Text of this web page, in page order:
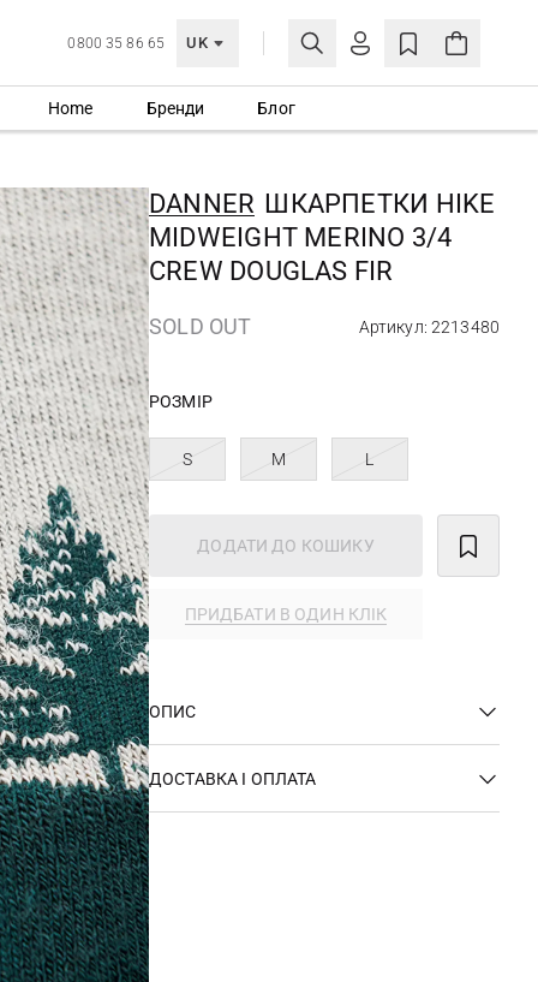
0800 35 86 65 UK
МОЯ ОБЛІКІВКА
Ще не зареєстровані?
СТВОРИТИ ОБЛІКІВКУ
Home Бренди Блог
DANNER ШКАРПЕТКИ HIKE
MIDWEIGHT MERINO 3/4
CREW DOUGLAS FIR
SOLD OUT Артикул: 2213480
РОЗМІР
S M L
ДОДАТИ ДО КОШИКУ
ПРИДБАТИ В ОДИН КЛІК
ОПИС
ДОСТАВКА І ОПЛАТА